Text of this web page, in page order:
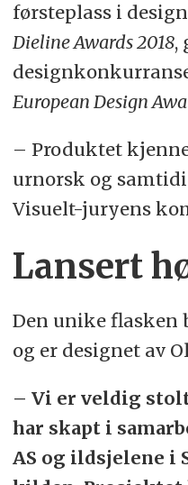
førsteplass i
Dieline Awards 2018,
European Design
– Produktet
urnorsk og
Visuelt-juryens
Lansert
Den unike flasken
og er designet av
– Vi er veldig
har skapt i
AS og ildsjelene i